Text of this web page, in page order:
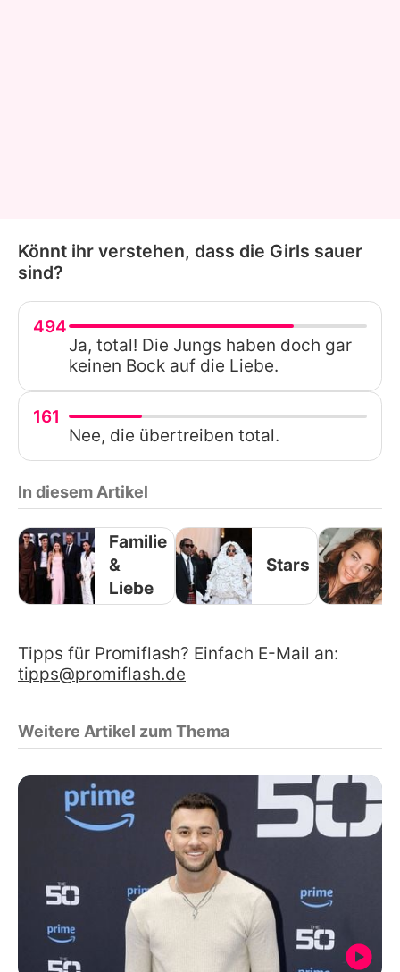
Könnt ihr verstehen, dass die Girls sauer
sind?
494
Ja, total! Die Jungs haben doch gar
keinen Bock auf die Liebe.
161
Nee, die übertreiben total.
In diesem Artikel
Familie
&
Liebe
Stars
Tipps für Promiflash? Einfach E-Mail an:
tipps@promiflash.de
Weitere Artikel zum Thema